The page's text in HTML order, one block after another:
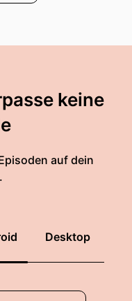
keine
auf dein
Desktop